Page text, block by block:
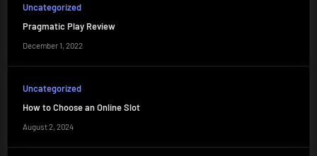
Uncategorized
Pragmatic Play Review
December 1, 2022
Uncategorized
How to Choose an Online Slot
August 2, 2024